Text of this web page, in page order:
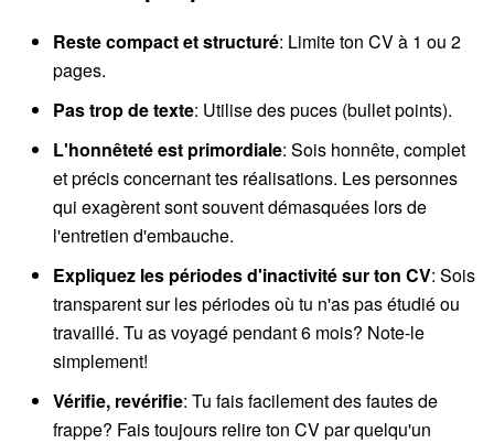
Reste compact et structuré: Limite ton CV à 1 ou 2
pages.
Pas trop de texte: Utilise des puces (bullet points).
L'honnêteté est primordiale: Sois honnête, complet
et précis concernant tes réalisations. Les personnes
qui exagèrent sont souvent démasquées lors de
l'entretien d'embauche.
Expliquez les périodes d'inactivité sur ton CV: Sois
transparent sur les périodes où tu n'as pas étudié ou
travaillé. Tu as voyagé pendant 6 mois? Note-le
simplement!
Vérifie, revérifie: Tu fais facilement des fautes de
frappe? Fais toujours relire ton CV par quelqu'un